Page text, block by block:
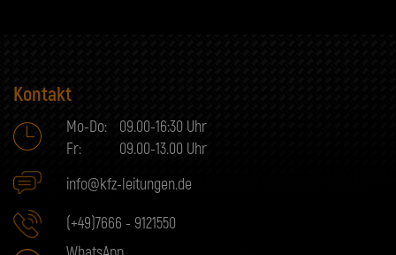
Kontakt
Mo-Do:
09.00-16:30 Uhr
Fr:
09.00-13.00 Uhr
info@kfz-leitungen.de
(+49)7666 - 9121550